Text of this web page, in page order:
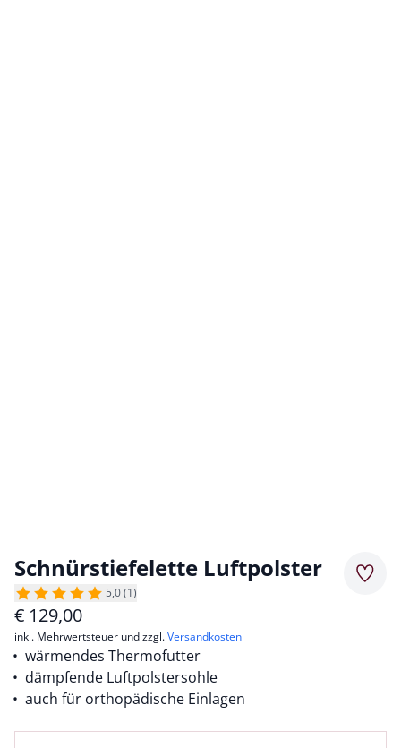
Schnürstiefelette Luftpolster
5,0 (1)
€ 129,00
inkl. Mehrwertsteuer und zzgl.Versandkosten
wärmendes Thermofutter
dämpfende Luftpolstersohle
auch für orthopädische Einlagen